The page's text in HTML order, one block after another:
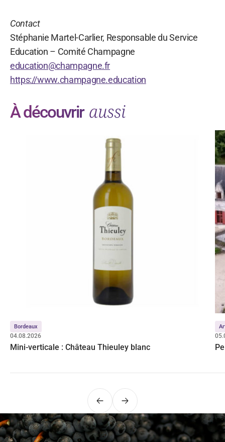
Contact
Stéphanie Martel-Carlier, Responsable du Service
Education – Comité Champagne
education@champagne.fr
https://www.champagne.education
À découvrir aussi
Bordeaux
04.08.2026
Mini-verticale : Château Thieuley blanc
PrécédentSuivant